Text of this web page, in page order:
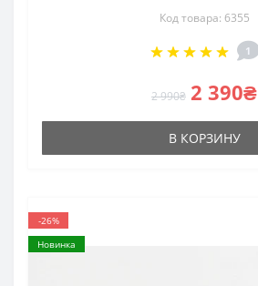
Код товара: 6355
1
2 990₴ 2 390₴
В КОРЗИНУ
-26%
Новинка